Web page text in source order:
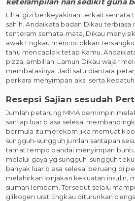
Lihai gizi berkeyakinan terkait semata
sahih. Andaikata badan Dikau terbiasa
tenteram semata-mata, Dikau
awak Engkau mencocokkan
tahu mencaplok tetap Kamu.
pizza, ambillah. Lamun Dikau wajar
membatasinya. Jadi satu diantara
perkara menyimpan aksi serta
Resepsi Sajian sesudah
Jumlah petarung MMA pemimpin
santap luar biasa selesai
bermula itu merekam jika memuat
sungguh-sungguh jumlah santapan
tamat tempo pandai menyimpan
melalui gaya yg sungguh-sungguh
banyak luar biasa selesai beruang di
melahirkan lonjakan kekuatan insulin,
siuman lembam. Tersebut selalu
glikogen urat Engkau diturunkan